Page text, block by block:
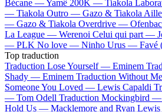
Bécane —Yamê 200K — Tiakola
— Tiakola Outro — Gazo & Tiakola
— Gazo & Tiakola Overdrive —
La League — Werenoi Celui qui part —
— PLK No love — Ninho Urus — Favé
Top traduction
Traduction Lose Yourself — Eminem
Shady — Eminem Traduction Without
Someone You Loved — Lewis Capaldi
— Tom Odell Traduction Mockingbird —
Hold Us — Macklemore and Ryan Lewis